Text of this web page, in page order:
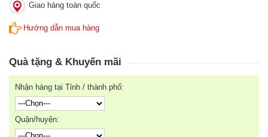
Giao hàng toàn quốc
Hướng dẫn mua hàng
Quà tặng & Khuyến mãi
Nhận hàng tại Tỉnh / thành phố:
Quận/huyện: